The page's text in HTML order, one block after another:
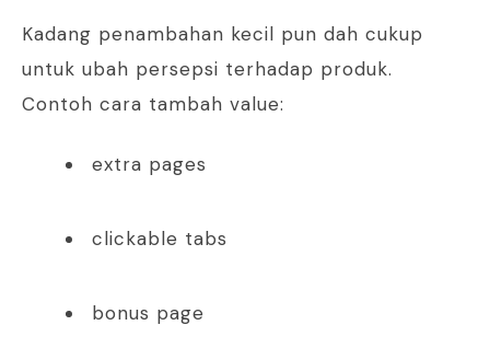
Kadang penambahan kecil pun dah cukup
untuk ubah persepsi terhadap produk.
Contoh cara tambah value:
extra pages
clickable tabs
bonus page